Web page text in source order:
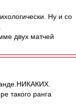
Ну и со
двух матчей
такого ранга